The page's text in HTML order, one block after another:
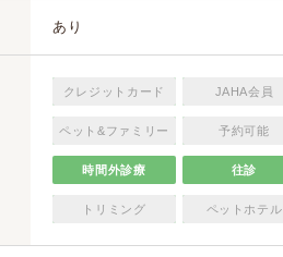
あり
クレジットカード JAHA会員
ペット&ファミリー 予約可能
時間外診療 往診
トリミング ペットホテル